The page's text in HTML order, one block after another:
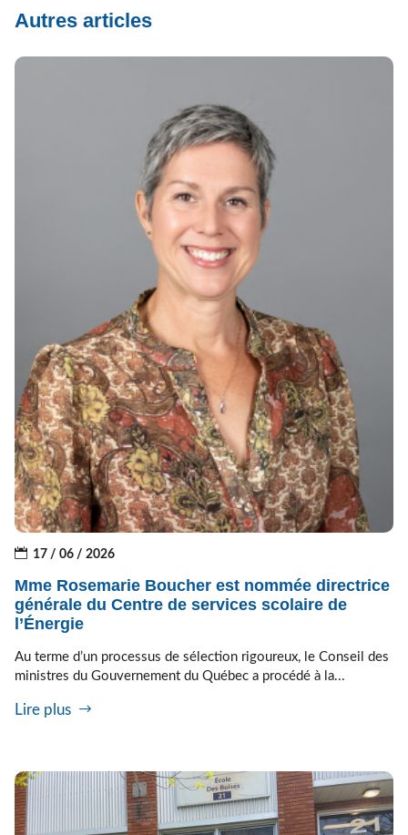
Autres articles
17 / 06 / 2026
Mme Rosemarie Boucher est nommée directrice
générale du Centre de services scolaire de
l’Énergie
Au terme d’un processus de sélection rigoureux, le Conseil des
ministres du Gouvernement du Québec a procédé à la...
Lire plus